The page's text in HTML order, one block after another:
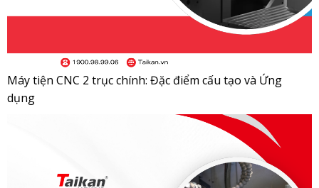
Máy tiện CNC 2 trục chính: Đặc điểm cấu tạo và Ứng
dụng